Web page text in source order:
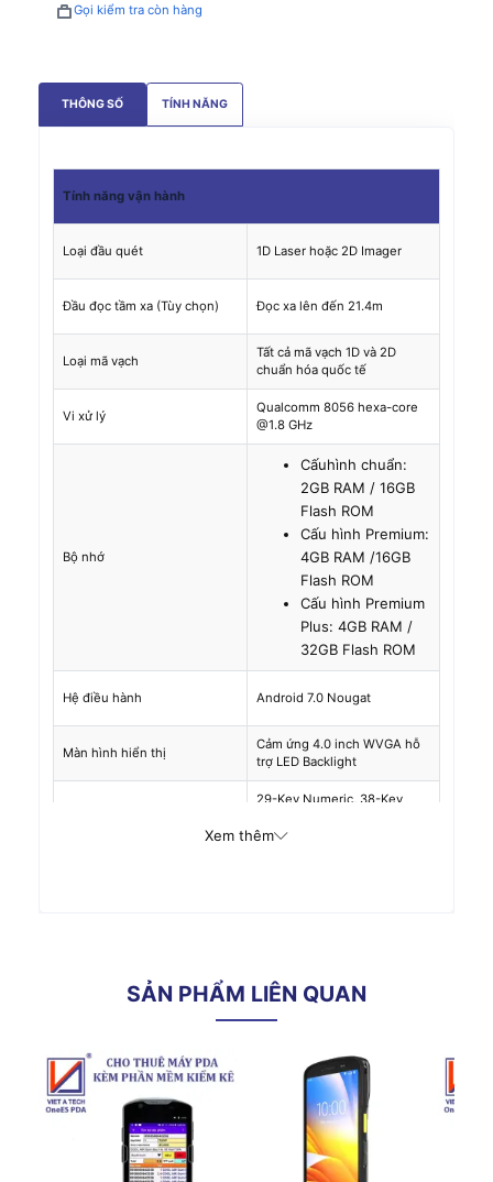
Gọi kiểm tra còn hàng
THÔNG SỐ TÍNH NĂNG
Tính năng vận hành
Loại đầu quét 1D Laser hoặc 2D Imager
Đầu đọc tầm xa (Tùy chọn) Đọc xa lên đến 21.4m
Loại mã vạch
Tất cả mã vạch 1D và 2D
chuẩn hóa quốc tế
Vi xử lý
Qualcomm 8056 hexa-core
@1.8 GHz
Bộ nhớ
Cấuhình chuẩn:
2GB RAM / 16GB
Flash ROM
Cấu hình Premium:
4GB RAM /16GB
Flash ROM
Cấu hình Premium
Plus: 4GB RAM /
32GB Flash ROM
Hệ điều hành Android 7.0 Nougat
Màn hình hiển thị
Cảm ứng 4.0 inch WVGA hỗ
trợ LED Backlight
29-Key Numeric, 38-Key
Alphanumeric
Nguồn điện
Chuẩn: Pin sạc Li-
Plus và cấu hình
Gun: Pin sạc Li-Ion
5200mAh
Khe cắm thẻ nhớ MicroSD có thể lên tới 32GB
Xem thêm
SẢN PHẨM LIÊN QUAN